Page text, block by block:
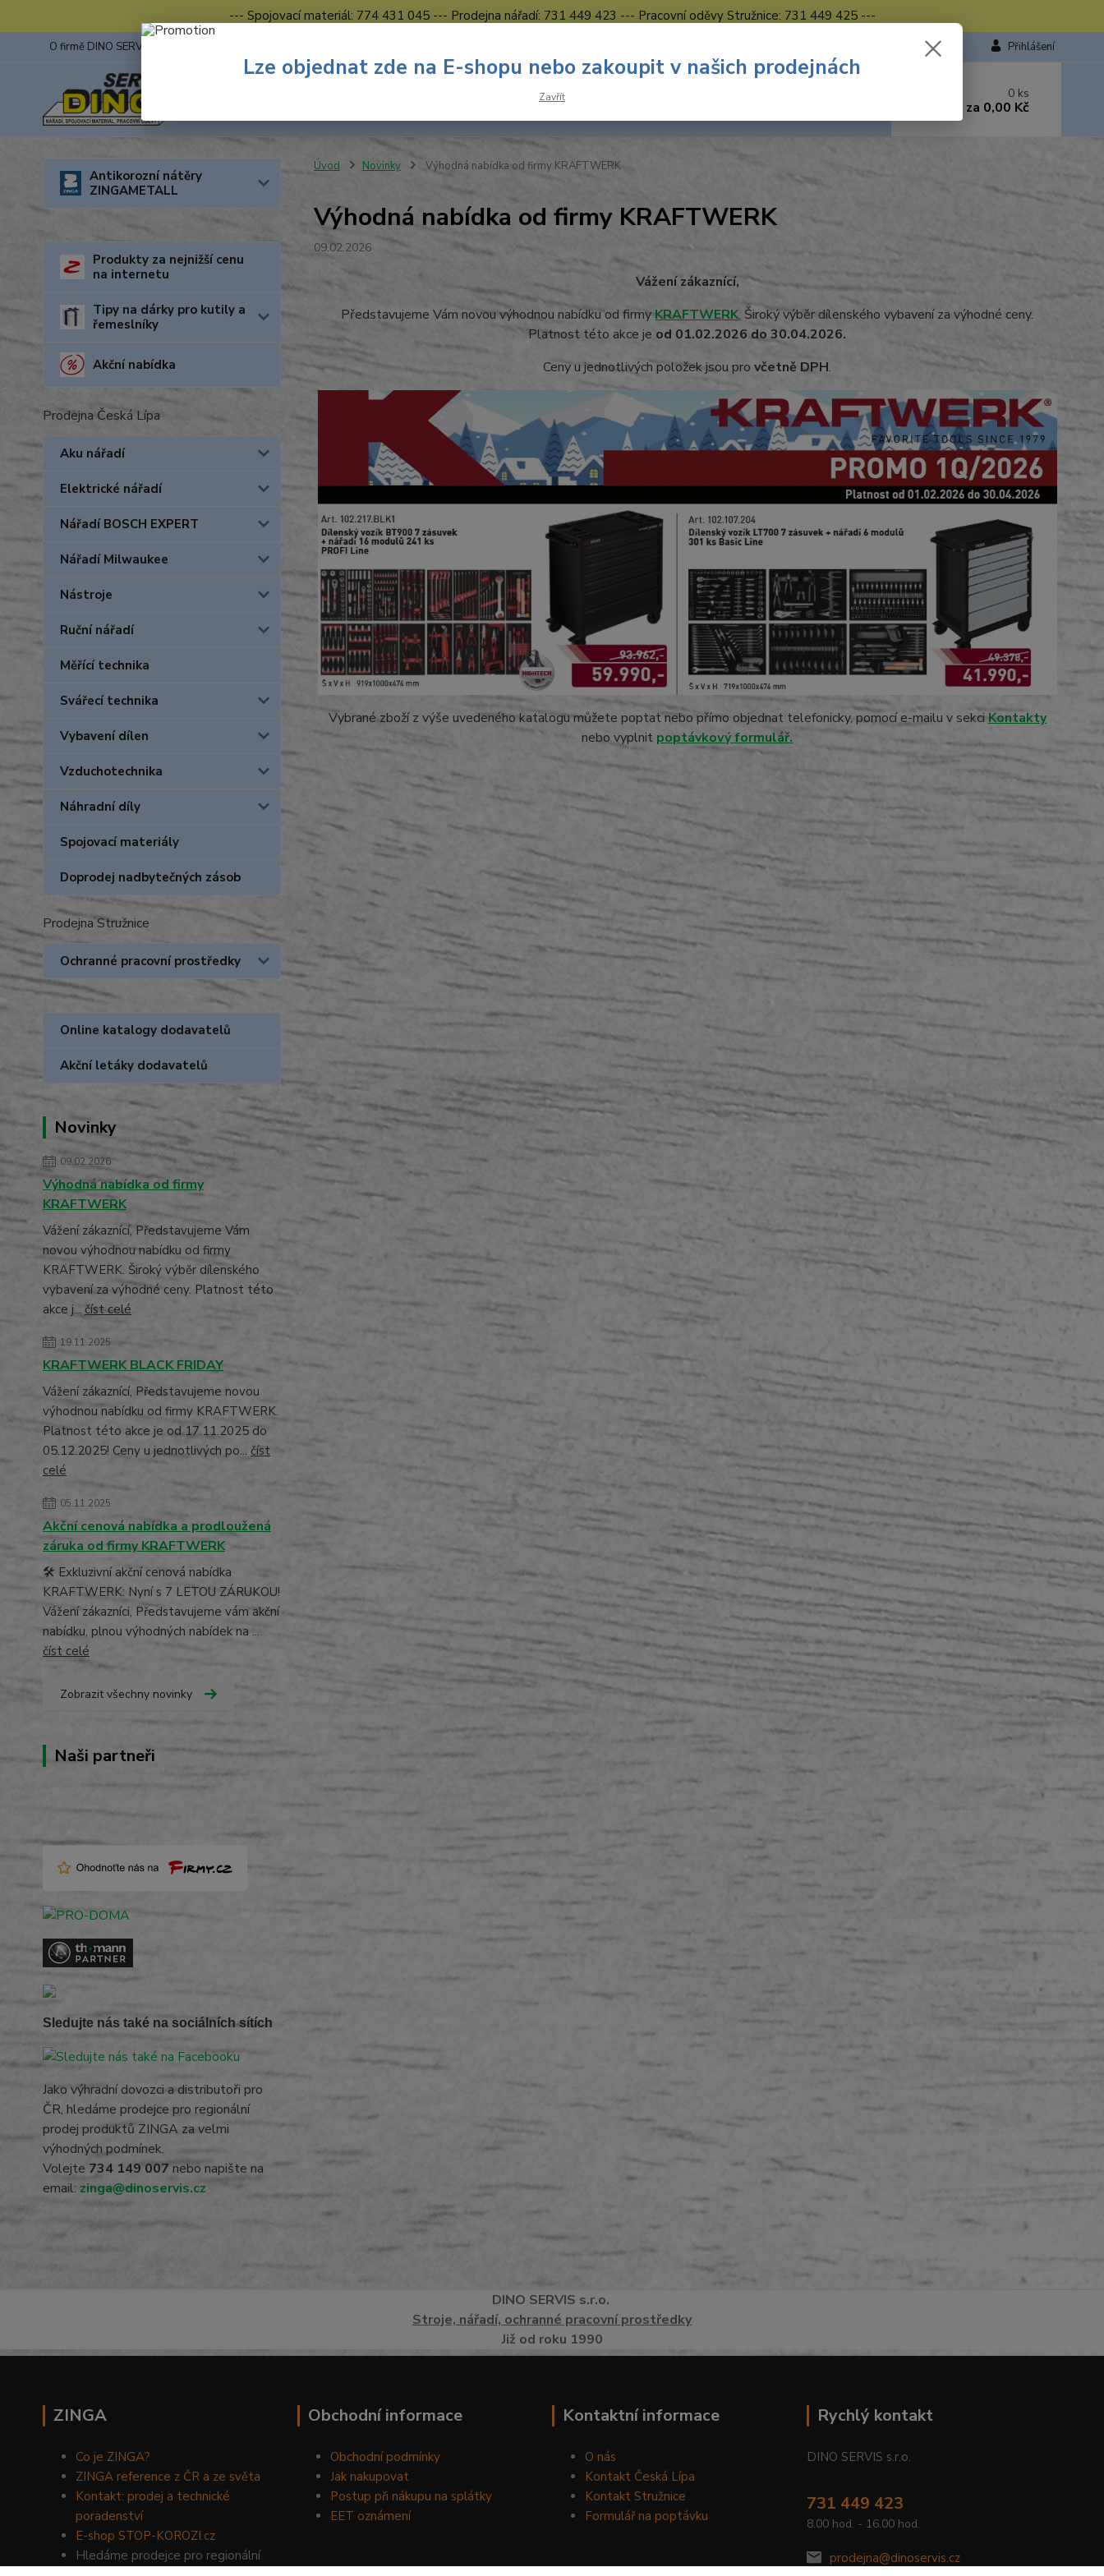
--- Spojovací materiál: 774 431 045 --- Prodejna nářadí: 731 449 423 --- Pracovní oděvy Stružnice: 731 449 425 ---
O firmě DINO SERVIS s.r.o. Přihlášení
Hledat
Nevíte si rady? Zavolejte.
0 ks
za 0,00 Kč
Antikorozní nátěry
ZINGAMETALL
Produkty za nejnižší cenu
na internetu
Tipy na dárky pro kutily a
řemeslníky
Akční nabídka
Prodejna Česká Lípa
Aku nářadí
Elektrické nářadí
Nářadí BOSCH EXPERT
Nářadí Milwaukee
Nástroje
Ruční nářadí
Měřící technika
Svářecí technika
Vybavení dílen
Vzduchotechnika
Náhradní díly
Spojovací materiály
Doprodej nadbytečných zásob
Prodejna Stružnice
Ochranné pracovní prostředky
Online katalogy dodavatelů
Akční letáky dodavatelů
Novinky
09.02.2026
Výhodná nabídka od firmy
KRAFTWERK
Vážení zákaznící, Představujeme Vám
novou výhodnou nabídku od firmy
KRAFTWERK. Široký výběr dílenského
vybavení za výhodné ceny. Platnost této
akce j... číst celé
19.11.2025
KRAFTWERK BLACK FRIDAY
Vážení zákaznící, Představujeme novou
výhodnou nabídku od firmy KRAFTWERK.
Platnost této akce je od 17.11.2025 do
05.12.2025! Ceny u jednotlivých po... číst
celé
05.11.2025
Akční cenová nabídka a prodloužená
záruka od firmy KRAFTWERK
🛠️ Exkluzivní akční cenová nabídka
KRAFTWERK: Nyní s 7 LETOU ZÁRUKOU!
Vážení zákazníci, Představujeme vám akční
nabídku, plnou výhodných nabídek na ...
číst celé
Zobrazit všechny novinky
Naši partneři
Sledujte nás také na sociálních sítích
Jako výhradní dovozci a distributoři pro
ČR, hledáme prodejce pro regionální
prodej produktů ZINGA za velmi
výhodných podmínek.
Volejte 734 149 007nebo napište na
email: zinga@dinoservis.cz
Úvod Novinky Výhodná nabídka od firmy KRAFTWERK
Výhodná nabídka od firmy KRAFTWERK
09.02.2026
Vážení zákaznící,
Představujeme Vám novou výhodnou nabídku od firmyKRAFTWERK. Široký výběr dílenského vybavení za výhodné ceny.
Platnost této akce je od 01.02.2026 do 30.04.2026.
Ceny u jednotlivých položek jsou provčetně DPH.
Vybrané zboží z výše uvedeného katalogu můžete poptat nebo přímo objednat telefonicky, pomocí e-mailu v sekci Kontakty
nebo vyplnit poptávkový formulář.
DINO SERVIS s.r.o.
Stroje, nářadí, ochranné pracovní prostředky
Již od roku 1990
ZINGA
Co je ZINGA?
ZINGA reference z ČR a ze světa
Kontakt: prodej a technické
poradenství
E-shop STOP-KOROZI.cz
Hledáme prodejce pro regionální
Obchodní informace
Obchodní podmínky
Jak nakupovat
Postup při nákupu na splátky
EET oznámení
Kontaktní informace
O nás
Kontakt Česká Lípa
Kontakt Stružnice
Formulář na poptávku
Rychlý kontakt
DINO SERVIS s.r.o.
731 449 423
8.00 hod. - 16.00 hod.
prodejna@dinoservis.cz
Lze objednat zde na E-shopu nebo zakoupit v našich prodejnách
Zavřít